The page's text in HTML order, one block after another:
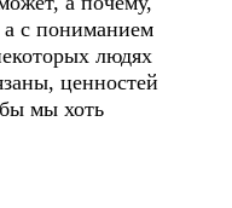
а с пониманием
людях
ценностей
мы хоть